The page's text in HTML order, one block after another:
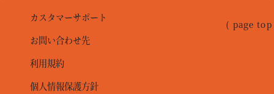
( page
カスタマーサポート
お問い合わせ先
利用規約
個人情報保護方針